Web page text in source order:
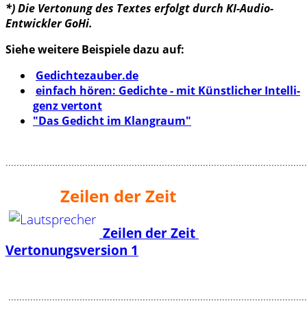
*) Die Vertonung des Textes erfolgt durch KI-Audio-
Entwickler GoHi.
Siehe weitere Beispiele dazu auf:
Gedichtezauber.de
einfach hören: Gedichte - mit Künst­li­cher In­tel­li­
genz vertont
"Das Gedicht im Klangraum"
Zeilen der Zeit
Zeilen der Zeit
Vertonungsversion 1